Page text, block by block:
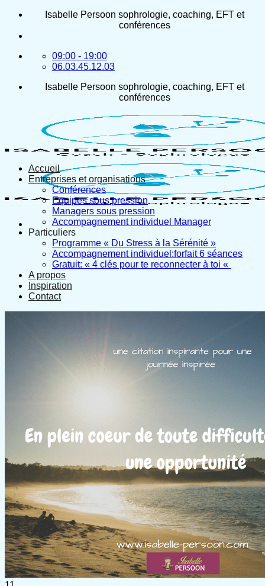
Passer
contenu
Isabelle Persoon sophrologie, coaching, EFT et
conférences
09:00 - 19:00
06.03.45.12.03
Isabelle Persoon sophrologie, coaching, EFT et
conférences
Accueil
Entreprises et organisations
Conférences
Equipes sous pression
Managers sous pression
Accompagnement individuel Manager
Particuliers
Programme « Du Stress à la Sérénité »
Accompagnement individuel:forfait 6 séances
Gratuit: « 4 clés pour te reconnecter à toi «
A propos
Inspiration
Contact